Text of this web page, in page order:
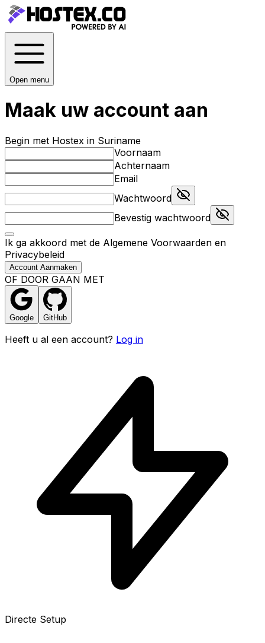
Open menu
Maak uw account aan
Begin met Hostex in Suriname
Voornaam
Achternaam
Email
Wachtwoord
Bevestig wachtwoord
Ik ga akkoord met de Algemene Voorwaarden en
Privacybeleid
Account Aanmaken
OF DOOR GAAN MET
Google GitHub
Heeft u al een account? Log in
Directe Setup